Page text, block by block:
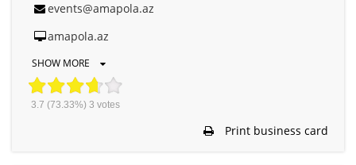
events@amapola.az
amapola.az
SHOW MORE
3.7 (73.33%) 3 votes
Print business card